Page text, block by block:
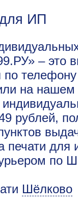
для ИП
– это
на нашем
рублей,
печати для
по
Шёлково